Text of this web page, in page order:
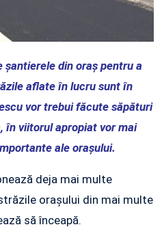
șantierele din oraș pentru a
aflate în lucru sunt în
vor trebui făcute săpături
în viitorul apropiat vor mai
ale orașului.
deja mai multe
orașului din mai multe
să înceapă.